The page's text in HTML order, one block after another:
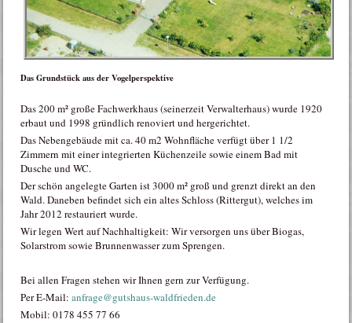
Das Grundstück aus der Vogelperspektive
Das 200 m² große Fachwerkhaus (seinerzeit Verwalterhaus) wurde 1920
erbaut und 1998 gründlich renoviert und hergerichtet.
Das Nebengebäude mit ca. 40 m2 Wohnfläche verfügt über 1 1/2
Zimmern mit einer integrierten Küchenzeile sowie einem Bad mit
Dusche und WC.
Der schön angelegte Garten ist 3000 m² groß und grenzt direkt an den
Wald. Daneben befindet sich ein altes Schloss (Rittergut), welches im
Jahr 2012 restauriert wurde.
Wir legen Wert auf Nachhaltigkeit: Wir versorgen uns über Biogas,
Solarstrom sowie Brunnenwasser zum Sprengen.
Bei allen Fragen stehen wir Ihnen gern zur Verfügung.
Per E-Mail:anfrage@gutshaus-waldfrieden.de
Mobil: 0178 455 77 66